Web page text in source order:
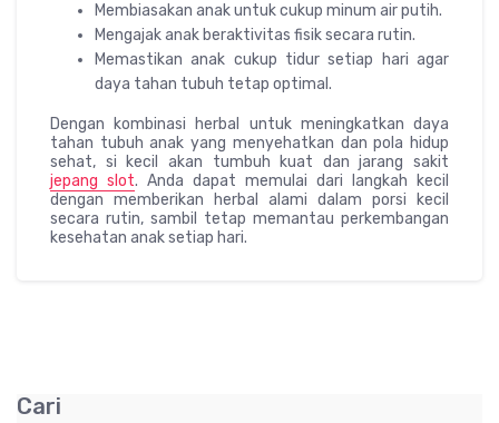
Membiasakan anak untuk cukup minum air putih.
Mengajak anak beraktivitas fisik secara rutin.
Memastikan anak cukup tidur setiap hari agar
daya tahan tubuh tetap optimal.
Dengan kombinasi herbal untuk meningkatkan daya
tahan tubuh anak yang menyehatkan dan pola hidup
sehat, si kecil akan tumbuh kuat dan jarang sakit
jepang slot. Anda dapat memulai dari langkah kecil
dengan memberikan herbal alami dalam porsi kecil
secara rutin, sambil tetap memantau perkembangan
kesehatan anak setiap hari.
Cari